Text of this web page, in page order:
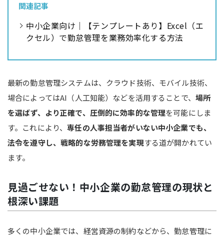
関連記事
中小企業向け｜【テンプレートあり】Excel（エ
クセル）で勤怠管理を業務効率化する方法
最新の勤怠管理システムは、クラウド技術、モバイル技術、
場合によってはAI（人工知能）などを活用することで、 場所
を選ばず、より正確で、圧倒的に効率的な管理を可能にしま
す。これにより、専任の人事担当者がいない中小企業でも、
法令を遵守し、戦略的な労務管理を実現する道が開かれてい
ます。
見過ごせない！中小企業の勤怠管理の現状と
根深い課題
多くの中小企業では、経営資源の制約などから、勤怠管理に